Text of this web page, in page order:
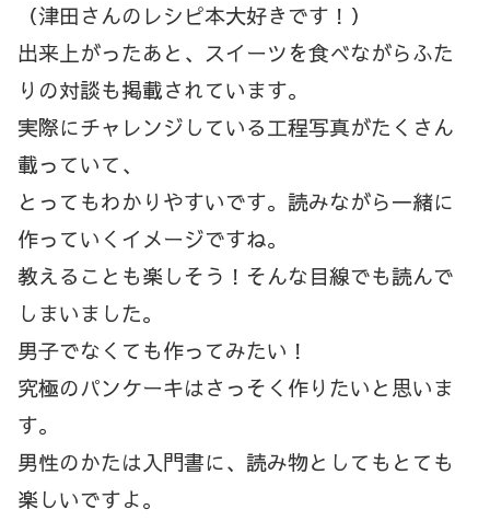
（津田さんのレシピ本大好きです！）
出来上がったあと、スイーツを食べながらふた
りの対談も掲載されています。
実際にチャレンジしている工程写真がたくさん
載っていて、
とってもわかりやすいです。読みながら一緒に
作っていくイメージですね。
教えることも楽しそう！そんな目線でも読んで
しまいました。
男子でなくても作ってみたい！
究極のパンケーキはさっそく作りたいと思いま
す。
男性のかたは入門書に、読み物としてもとても
楽しいですよ。